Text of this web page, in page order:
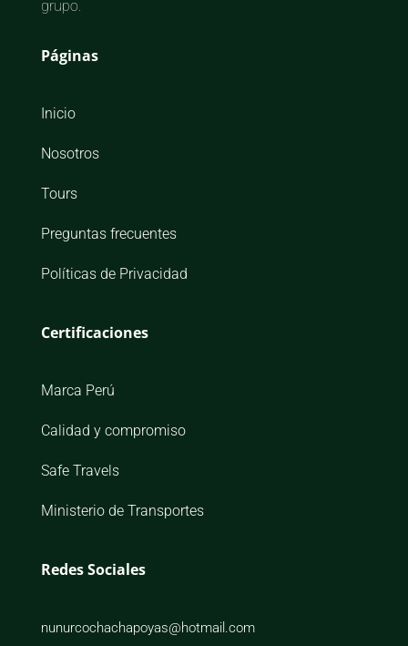
grupo.
Páginas
Inicio
Nosotros
Tours
Preguntas frecuentes
Políticas de Privacidad
Certificaciones
Marca Perú
Calidad y compromiso
Safe Travels
Ministerio de Transportes
Redes Sociales
nunurcochachapoyas@hotmail.com